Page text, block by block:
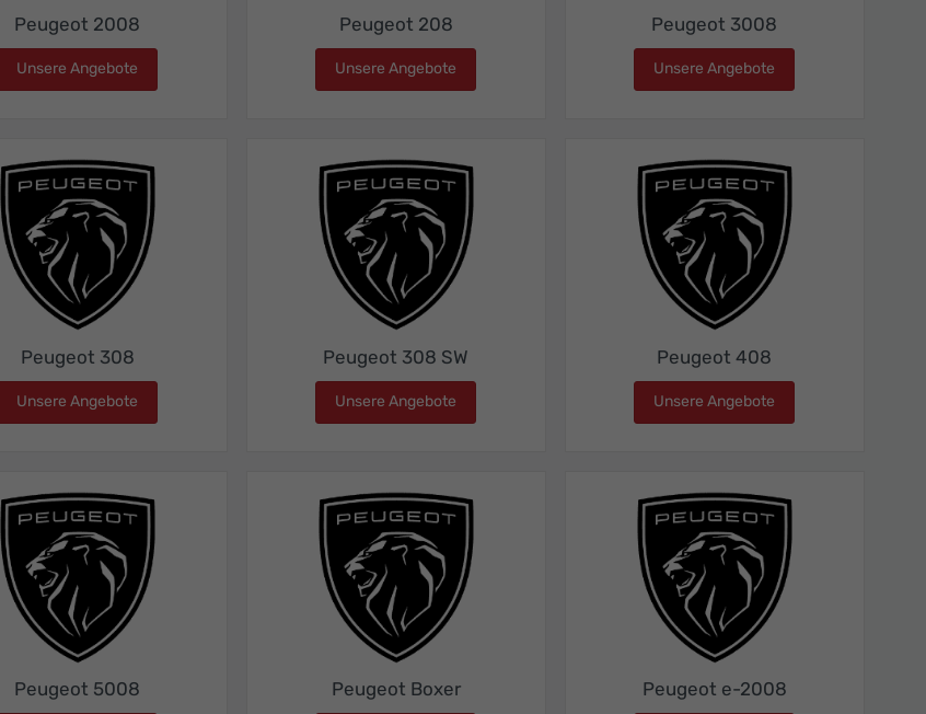
Peugeot 2008
Unsere Angebote
Peugeot 208
Unsere Angebote
Peugeot 3008
Unsere Angebote
Peugeot 308
Unsere Angebote
Peugeot 308 SW
Unsere Angebote
Peugeot 408
Unsere Angebote
Peugeot 5008 Peugeot Boxer Peugeot e-2008